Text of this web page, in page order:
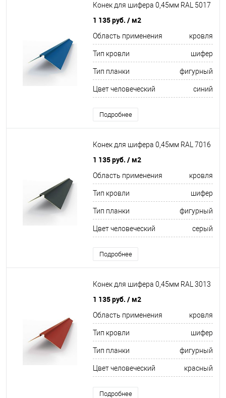
Конек для шифера 0,45мм RAL 5017
1 135 руб. / м2
Область применения кровля
Тип кровли шифер
Тип планки фигурный
Цвет человеческий синий
Подробнее
Конек для шифера 0,45мм RAL 7016
1 135 руб. / м2
Область применения кровля
Тип кровли шифер
Тип планки фигурный
Цвет человеческий серый
Подробнее
Конек для шифера 0,45мм RAL 3013
1 135 руб. / м2
Область применения кровля
Тип кровли шифер
Тип планки фигурный
Цвет человеческий красный
Подробнее